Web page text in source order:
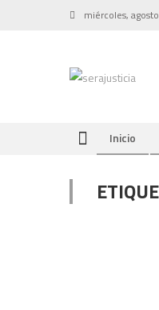
miércoles,
Inicio